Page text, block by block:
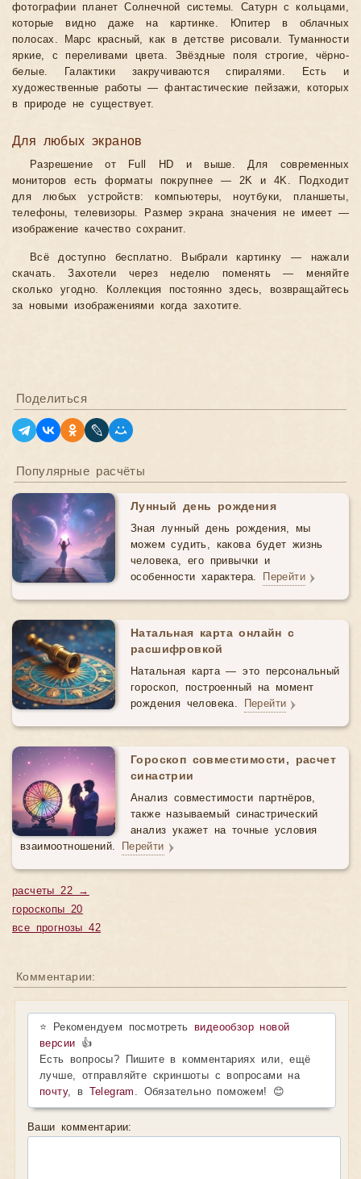
фотографии планет Солнечной системы. Сатурн с кольцами,
которые видно даже на картинке. Юпитер в облачных
полосах. Марс красный, как в детстве рисовали. Туманности
яркие, с переливами цвета. Звёздные поля строгие, чёрно-
белые. Галактики закручиваются спиралями. Есть и
художественные работы — фантастические пейзажи, которых
в природе не существует.
Для любых экранов
Разрешение от Full HD и выше. Для современных
мониторов есть форматы покрупнее — 2K и 4K. Подходит
для любых устройств: компьютеры, ноутбуки, планшеты,
телефоны, телевизоры. Размер экрана значения не имеет —
изображение качество сохранит.
Всё доступно бесплатно. Выбрали картинку — нажали
скачать. Захотели через неделю поменять — меняйте
сколько угодно. Коллекция постоянно здесь, возвращайтесь
за новыми изображениями когда захотите.
Поделиться
Популярные расчёты
Лунный день рождения
Зная лунный день рождения, мы
можем судить, какова будет жизнь
человека, его привычки и
особенности характера.
Перейти
Натальная карта онлайн с
расшифровкой
Натальная карта — это персональный
гороскоп, построенный на момент
рождения человека.
Перейти
Гороскоп совместимости, расчет
синастрии
Анализ совместимости партнёров,
также называемый синастрический
анализ укажет на точные условия
взаимоотношений.
Перейти
расчеты 22 →
гороскопы 20
все прогнозы 42
Комментарии:
⭐ Рекомендуем посмотретьвидеообзор новой
версии 👍
Есть вопросы? Пишите в комментариях или, ещё
лучше, отправляйте скриншоты с вопросами на
почту, в Telegram . Обязательно поможем! 😊
Ваши комментарии: